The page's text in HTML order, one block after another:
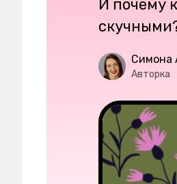
О компании
И почему
Симона
Авторка